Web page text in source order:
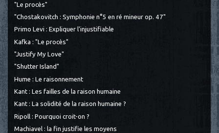
"Le procès"
"Chostakovitch : Symphonie n°5 en ré mineur op. 47"
Primo Levi : Expliquer l'injustifiable
Kafka : "Le procès"
"Justify My Love"
"Shutter Island"
Hume : Le raisonnement
Kant : Les failles de la raison humaine
Kant : La solidité de la raison humaine ?
Ripoll : Pourquoi croit-on ?
Machiavel : la fin justifie les moyens